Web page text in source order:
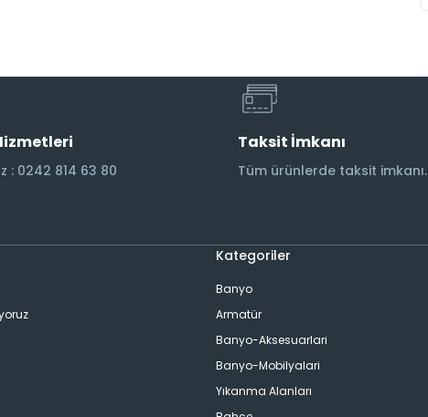
: 0242 814 63 80
Taksit İmkanı
Tüm ürünlerde taksit imkanı.
Kategoriler
Banyo
Armatür
Banyo-Aksesuarlari
Banyo-Mobilyalari
Yıkanma Alanları